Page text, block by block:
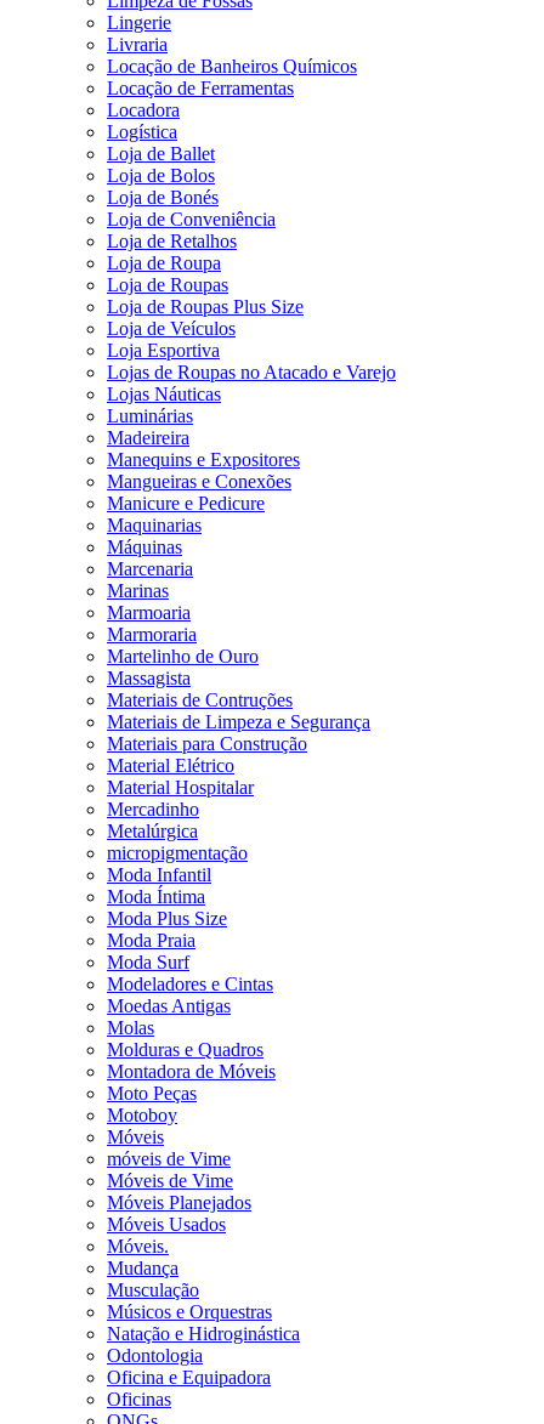
Lingerie
Livraria
Locação de Banheiros Químicos
Locação de Ferramentas
Locadora
Logística
Loja de Ballet
Loja de Bolos
Loja de Bonés
Loja de Conveniência
Loja de Retalhos
Loja de Roupa
Loja de Roupas
Loja de Roupas Plus Size
Loja de Veículos
Loja Esportiva
Lojas de Roupas no Atacado e Varejo
Lojas Náuticas
Luminárias
Madeireira
Manequins e Expositores
Mangueiras e Conexões
Manicure e Pedicure
Maquinarias
Máquinas
Marcenaria
Marinas
Marmoaria
Marmoraria
Martelinho de Ouro
Massagista
Materiais de Contruções
Materiais de Limpeza e Segurança
Materiais para Construção
Material Elétrico
Material Hospitalar
Mercadinho
Metalúrgica
micropigmentação
Moda Infantil
Moda Íntima
Moda Plus Size
Moda Praia
Moda Surf
Modeladores e Cintas
Moedas Antigas
Molas
Molduras e Quadros
Montadora de Móveis
Moto Peças
Motoboy
Móveis
móveis de Vime
Móveis de Vime
Móveis Planejados
Móveis Usados
Móveis.
Mudança
Musculação
Músicos e Orquestras
Natação e Hidroginástica
Odontologia
Oficina e Equipadora
Oficinas